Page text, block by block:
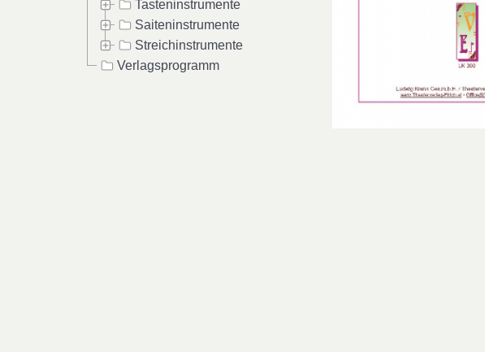
Tasteninstrumente
Saiteninstrumente
Streichinstrumente
Verlagsprogramm